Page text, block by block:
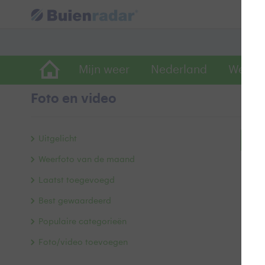
Mijn weer Nederland
Foto en video
Alle
Uitgelicht
Weerfoto van de maand
Laatst toegevoegd
Best gewaardeerd
Populaire categorieën
Foto/video toevoegen